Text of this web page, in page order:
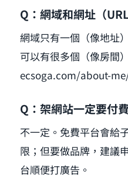
Q：網域和網址（
網域只有一個（像地址
可以有很多個（像房間
ecsoga.com/about-
Q：架網站一定要付
不一定。免費平台會給
限；但要做品牌，建議
台順便打廣告。